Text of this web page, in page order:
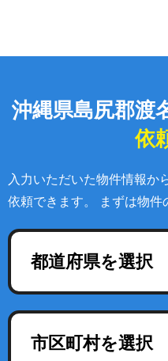
沖縄県島尻郡渡
依
入力いただいた物件情報か
依頼できます。 まずは物件
都道府県を選択
市区町村を選択